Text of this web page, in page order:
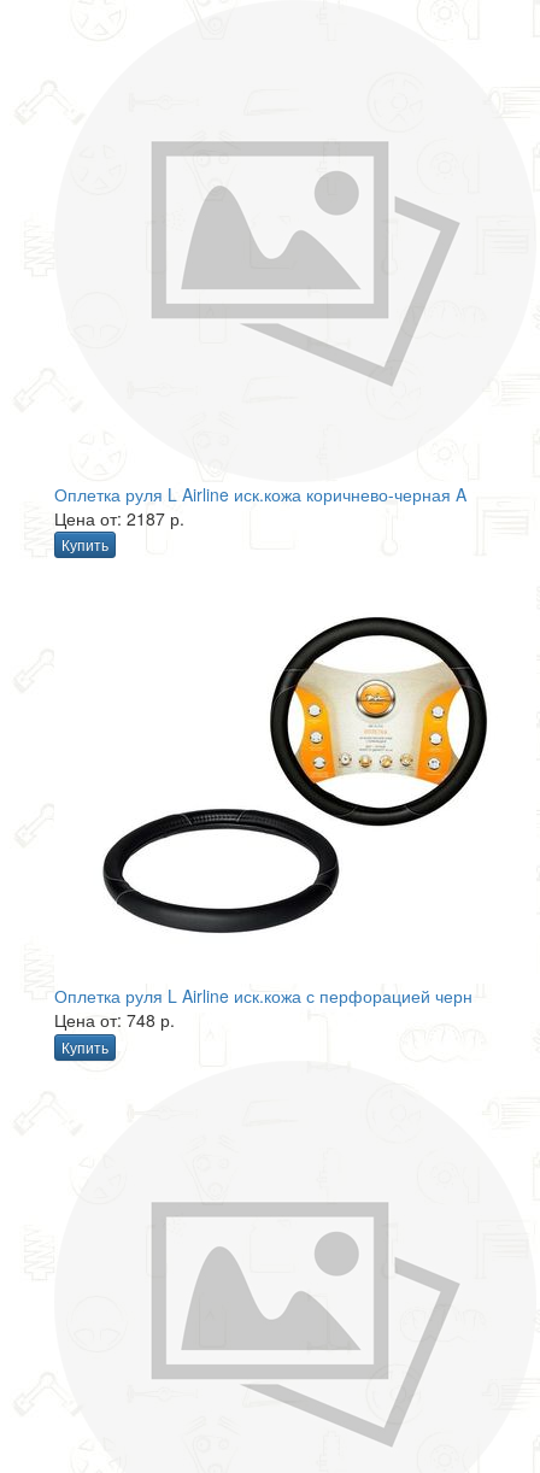
Оплетка руля L Airline иск.кожа коричнево-черная A
Цена от: 2187 р.
Купить
Оплетка руля L Airline иск.кожа с перфорацией черн
Цена от: 748 р.
Купить